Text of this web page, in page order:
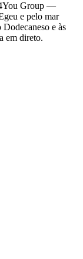
Group —
e pelo mar
e às
em direto.